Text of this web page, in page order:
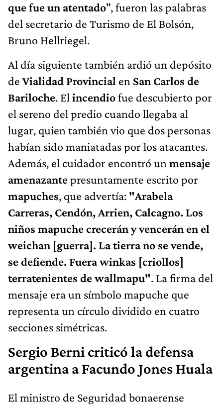
que fue un atentado", fueron las palabras
del secretario de Turismo de El Bolsón,
Bruno Hellriegel.
Al día siguiente también ardió un depósito
de Vialidad Provincial en San Carlos de
Bariloche. El incendiofue descubierto por
el sereno del predio cuando llegaba al
lugar, quien también vio que dos personas
habían sido maniatadas por los atacantes.
Además, el cuidador encontró un mensaje
amenazantepresuntamente escrito por
mapuches, que advertía: "Arabela
Carreras, Cendón, Arrien, Calcagno. Los
niños mapuche crecerán y vencerán en el
weichan [guerra]. La tierra no se vende,
se defiende. Fuera winkas [criollos]
terratenientes de wallmapu". La firma del
mensaje era un símbolo mapuche que
representa un círculo dividido en cuatro
secciones simétricas.
Sergio Berni criticó la defensa
argentina a Facundo Jones Huala
El ministro de Seguridad bonaerense